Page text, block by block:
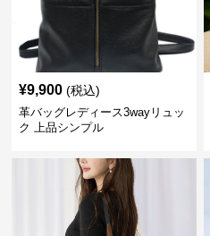
¥9,900 (税込)
革バッグレディース3wayリュッ
ク 上品シンプル